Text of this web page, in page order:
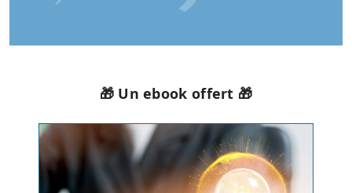
🎁 Un ebook offert 🎁